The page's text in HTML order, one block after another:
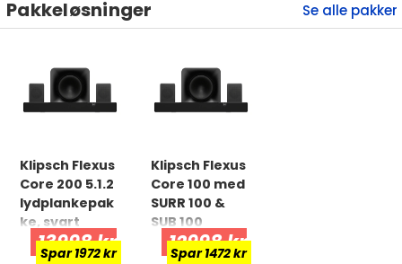
Pakkeløsninger
Klipsch Flexus
Core 200 5.1.2
lydplankepak
ke, svart
13998 kr
Spar 1972 kr
Klipsch Flexus
Core 100 med
SURR 100 &
SUB 100
12998 kr
Spar 1472 kr